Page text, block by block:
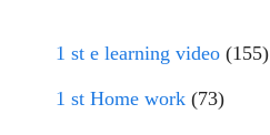
1 st e learning video (155)
1 st Home work (73)